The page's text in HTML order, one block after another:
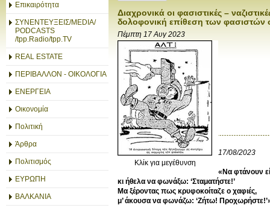
Επικαιρότητα
ΣΥΝΕΝΤΕΥΞΕΙΣ/MEDIA/
PODCASTS
/tpp.Radio/tpp.TV
REAL ESTATE
ΠΕΡΙΒΑΛΛΟΝ - ΟΙΚΟΛΟΓΙΑ
ΕΝΕΡΓΕΙΑ
Οικονομία
Πολιτική
Άρθρα
Πολιτισμός
ΕΥΡΩΠΗ
ΒΑΛΚΑΝΙΑ
Διαχρονικά οι φασιστικές –
δολοφονική επίθεση των φασιστών
Πέμπτη 17 Αυγ 2023
Κλίκ για μεγέθυνση
17/08/2023
«Να φτάνουν
κι ήθελα να φωνάξω: ‘Σταματήστε!’
Μα ξέροντας πως κρυφοκοίταζε ο χαφιές,
μ’ άκουσα να φωνάζω: ‘Ζήτω!